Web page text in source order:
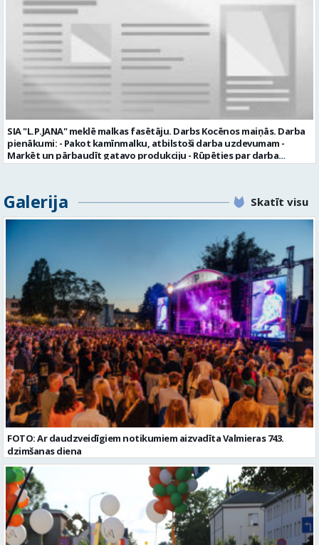
garantijas veselības apdrošināšanas iespējas dinamisku un
profesionālu darba vidi apmācību pirms darba pienākumu
uzsākšanas CV ar norādi vakancei „dispečers Valmierā” iesniegt līdz
2026. gada 21. augustam (ieskaitot): sūtot elektroniski uz info@vtu-
valmiera.lv personīgi SIA „VTU Valmiera”, Reģ.nr. 40003004220,
„Brandeļi”, Brandeļi, Kocēnu pagasts, Valmieras novads, personāla
daļā darba dienās no plkst. 13:00 līdz 16:00. 2 nedēļu laikā pēc
konkursa termiņa beigām sazināsimies ar pretendentiem, kuri tiks
aicināti uz tikšanos klātienē. Informācijai: 29231565 * Iesniegtos
personas datus SIA “VTU VALMIERA” izmantos, lai konkursa kārtībā
viņa personas dati tiktu saglabāti SIA “VTU VALMIERA” iekšējā datu
bāzē ar mērķi tos apstrādāt citos SIA “VTU VALMIERA” personāla
atlases konkursos, tad pieteikumā vakancei lūdzam kandidātam
Valmiera, Valmieras nov. Darba laika veids: Summētais darba laiks
Darba veids: Darbinieka amats uz nenoteiktu laiku Slodze: Viena
vesela slodze Darbības joma: Pakalpojumi Pieteikto vietu skaits: 1
Līgums: Darbinieka amats uz nenoteiktu laiku Aktuāla līdz: 2026-08-
21 Kontaktpersona: CV ar norādi vakancei lūdzu sūtīt uz e-pastu
info@vtu-valmiera.lv vai iesniegt personīgi Izglītības līmenis:
Vispārējā vidējā izglītība
SIA "L.P.JANA" meklē malkas fasētāju. Darbs Kocēnos maiņās. Darba
pienākumi: - Pakot kamīnmalku, atbilstoši darba uzdevumam -
Marķēt un pārbaudīt gatavo produkciju - Rūpēties par darba
kvalitāti un kārtību darba vietā Prasības kandidātiem: - Laba fiziskā
padarītā) - Vienmēr laikā izmaksātu algu - Profesionālus un
atbalstošus kolēģus Lūgums CV sūtīt uz e- pastu:
SAIŅOŠANAS OPERATORS Algas izmaksas veids: Laika darba alga
Darba vietas adrese: LATVIJA, Gravas iela 2, Kocēni, Kocēnu pag.,
Valmieras nov. Slodze: Viena vesela slodze Darbības joma: Ražošana
Pieteikto vietu skaits: 2 Aktuāla līdz: 2027-09-07 Darba sākšanas
datums: 2026-08-17 Kontaktpersona: Davids Pavlovs
Galerija Skatīt visu
FOTO: Ar daudzveidīgiem notikumiem aizvadīta Valmieras 743.
dzimšanas diena